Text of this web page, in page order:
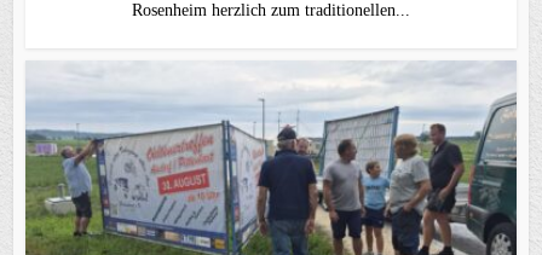
Rosenheim herzlich zum traditionellen...